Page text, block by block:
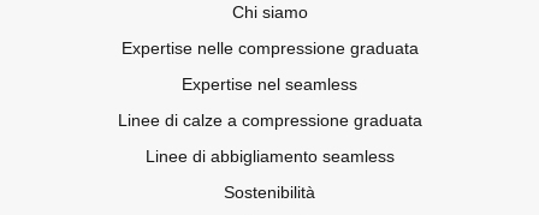
Chi siamo
Expertise nelle compressione graduata
Expertise nel seamless
Linee di calze a compressione graduata
Linee di abbigliamento seamless
Sostenibilità